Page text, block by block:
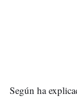
Según ha